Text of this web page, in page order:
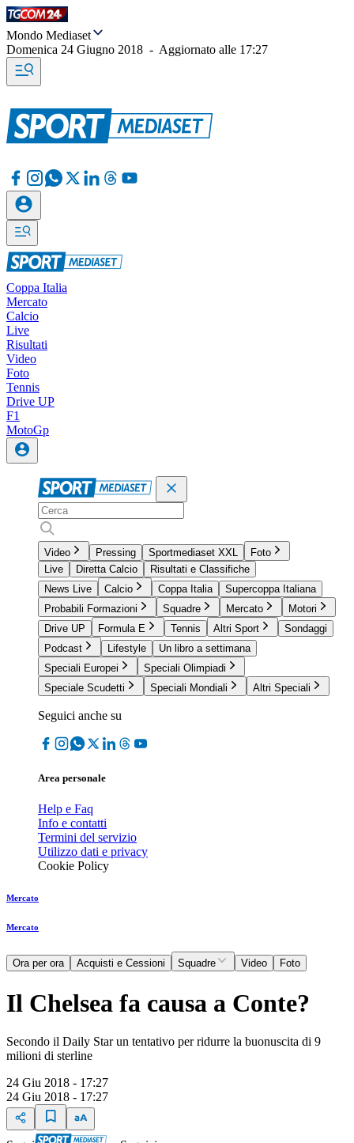
Mondo Mediaset
Domenica 24 Giugno 2018 - Aggiornato alle 17:27
Coppa Italia
Mercato
Calcio
Live
Risultati
Video
Foto
Tennis
Drive UP
F1
MotoGp
Video Pressing Sportmediaset XXL
Foto
Live
Diretta Calcio
Risultati e Classifiche
News Live
Calcio Coppa Italia
Supercoppa Italiana
Probabili Formazioni
Squadre Mercato
Motori
Drive UP
Formula E Tennis Altri Sport
Sondaggi
Podcast
Lifestyle
Un libro a settimana
Speciali Europei
Speciali Olimpiadi
Speciale Scudetti
Speciali Mondiali Altri Speciali
Seguici anche su
Area personale
Help e Faq
Info e contatti
Termini del servizio
Utilizzo dati e privacy
Cookie Policy
Mercato
Mercato
Ora per ora Acquisti e Cessioni Squadre Video Foto
Il Chelsea fa causa a Conte?
Secondo il Daily Star un tentativo per ridurre la buonuscita di 9
milioni di sterline
24 Giu 2018 - 17:27
24 Giu 2018 - 17:27